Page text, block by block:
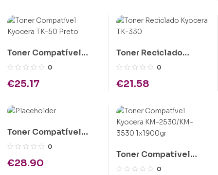
Toner Compatível
Kyocera TK-50 Preto
0
€25.17
Toner Reciclado
Kyocera TK-330
0
€21.58
Toner Compatível
Epson C1100 Magenta
0
€28.90
Toner Compatível
Kyocera KM-2530/KM-
0